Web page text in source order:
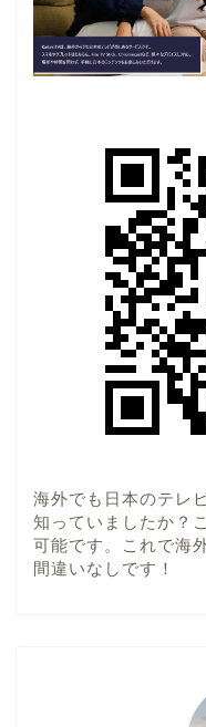
海外でも日本のテレ
知っていましたか？
可能です。これで海
間違いなしです！